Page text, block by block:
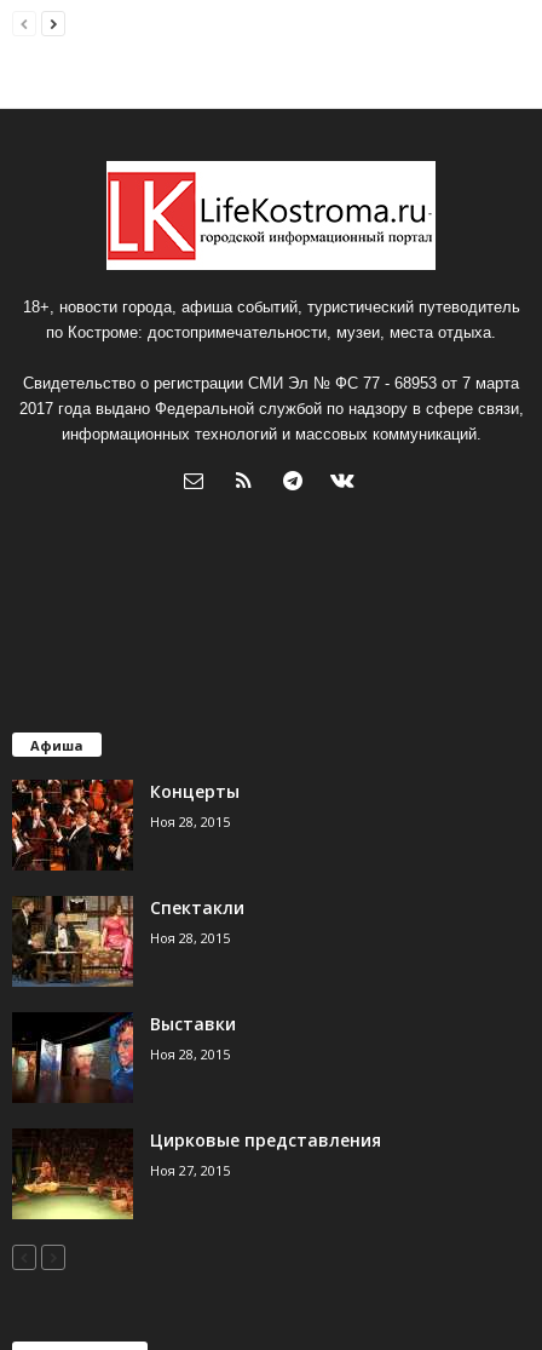
18+, новости города, афиша событий, туристический путеводитель
по Костроме: достопримечательности, музеи, места отдыха.
Свидетельство о регистрации СМИ Эл № ФС 77 - 68953 от 7 марта
2017 года выдано Федеральной службой по надзору в сфере связи,
информационных технологий и массовых коммуникаций.
Афиша
Концерты
Ноя 28, 2015
Спектакли
Ноя 28, 2015
Выставки
Ноя 28, 2015
Цирковые представления
Ноя 27, 2015